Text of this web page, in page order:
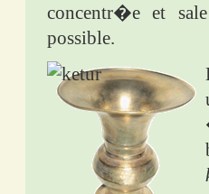
concentr�e et
possible.